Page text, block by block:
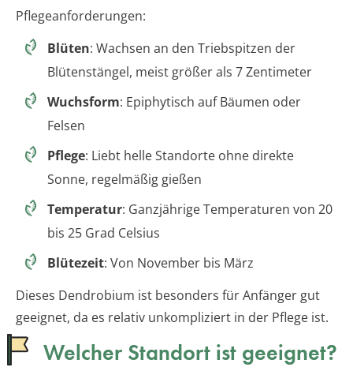
Pflegeanforderungen:
Blüten: Wachsen an den Triebspitzen der
Blütenstängel, meist größer als 7 Zentimeter
Wuchsform: Epiphytisch auf Bäumen oder
Felsen
Pflege: Liebt helle Standorte ohne direkte
Sonne, regelmäßig gießen
Temperatur: Ganzjährige Temperaturen von 20
bis 25 Grad Celsius
Blütezeit: Von November bis März
Dieses Dendrobium ist besonders für Anfänger gut
geeignet, da es relativ unkompliziert in der Pflege ist.
Welcher Standort ist geeignet?